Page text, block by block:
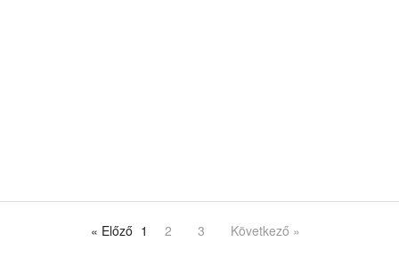
« Előző 1 2 3 Következő »